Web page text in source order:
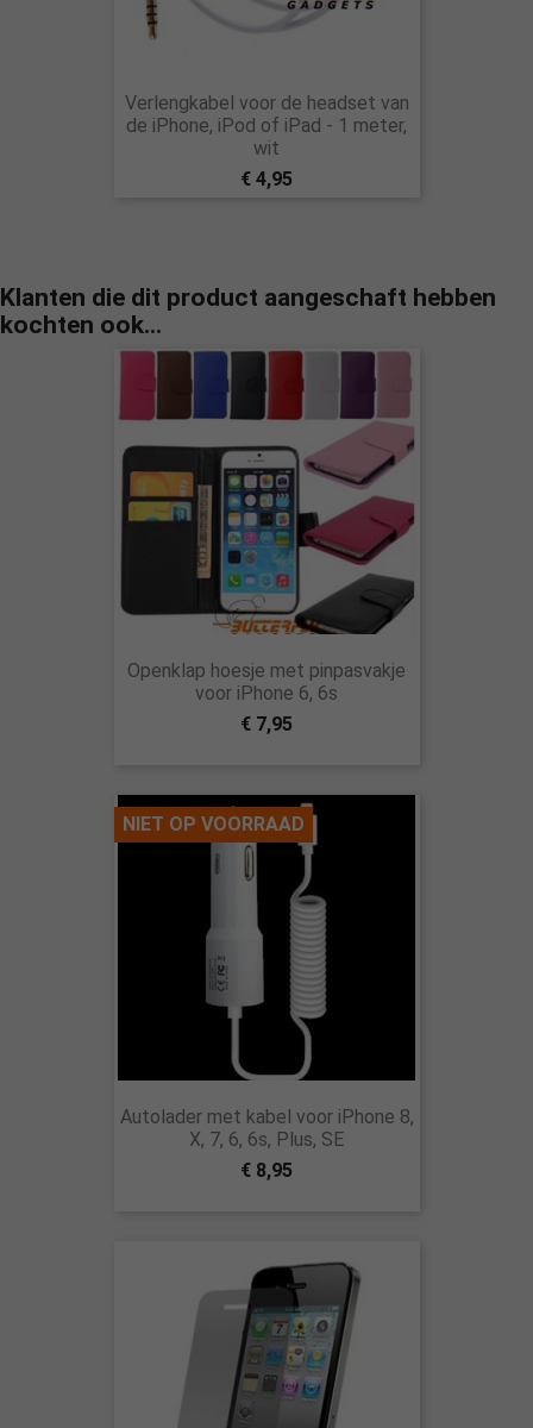
Verlengkabel voor de headset van
de iPhone, iPod of iPad - 1 meter,
wit
€ 4,95
Klanten die dit product aangeschaft hebben
kochten ook...
Openklap hoesje met pinpasvakje
voor iPhone 6, 6s
€ 7,95
Autolader met kabel voor iPhone 8,
X, 7, 6, 6s, Plus, SE
€ 8,95
NIET OP VOORRAAD